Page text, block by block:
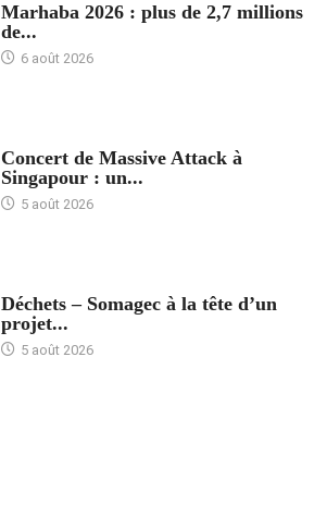
Marhaba 2026 : plus de 2,7 millions
de...
6 août 2026
Concert de Massive Attack à
Singapour : un...
5 août 2026
Déchets – Somagec à la tête d’un
projet...
5 août 2026